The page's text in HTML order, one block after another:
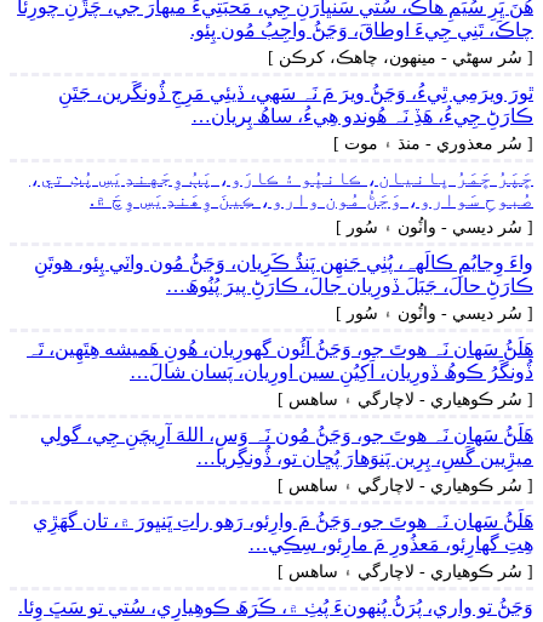
ھُنَ ڀَرِ سُيَمِ ھاڪَ، سُتي سَنڀارَنِ جِي، مَحبَتِيءَ ميھارَ جي، چَڙَنِ چورِئا
چاڪَ، تَنِي جِيءَ اوطاقَ، وَڃَڻُ واجِبُ مُون پِئو.
[ سُر سھڻي - مينھون، چاھڪ، کرڪن ]
ٿورَ ويرَمِي ٿِيءُ، وَڃَڻُ ويرَ مَ نَہ سَھي، ڏيئِي مَرِجِ ڏُونگَرين، جَتَنِ
ڪارَڻِ جِيءُ، ھَڏِ نَہ ھُوندو ھِيءُ، ساھُ پِريان…
[ سُر معذوري - منڌ ۽ موت ]
ڇَپَرُ ڇَمَرُ ڀانيان، ڪانڀُو ۽ ڪارَو، پَٻُ وِجَهندِيَسِ پُٺِ تي،
صُبوحِ سَوارو، وَڃَڻُ مُون وارو، ڪِينَ وِھَندِيَسِ وِچَ ۾.
[ سُر ديسي - واٽُون ۽ سُور ]
واءَ وِڃايُمِ ڪالَهہ، پُٺِي جَنھِن پَنڌُ ڪَرِيان، وَڃَڻُ مُون واٽي پِئو، ھوتَنِ
ڪارَڻِ حالَ، جَبَلَ ڏورِيان جالَ، ڪارَڻِ پيرَ پُنُوھَ…
[ سُر ديسي - واٽُون ۽ سُور ]
ھَلَڻُ سَھان نَہ ھوتَ جو، وَڃَڻُ آئُون گهورِيان، ھُونِ ھَميشه ھِتَھِين، تَہ
ڏُونگَرُ ڪوھُ ڏورِيان، اَکِيُنِ سين اورِيان، پَسان شالَ…
[ سُر ڪوھياري - لاچارگي ۽ ساھس ]
ھَلَڻُ سَھان نَہ ھوتَ جو، وَڃَڻُ مُون نَہ وَسِ، اللهَ آرِيچَنِ جِي، گولِي
ميڙِيين گَسِ، پِرِين پَنوَھارَ پُڇان تو، ڏُونگِريا…
[ سُر ڪوھياري - لاچارگي ۽ ساھس ]
ھَلَڻُ سَھان نَہ ھوتَ جو، وَڃَڻُ مَ وارِئو، رَھو راتِ ڀَنڀورَ ۾، تان گهَڙِي
ھِتِ گهارِئو، مَعذُورِ مَ مارِئو، سِڪِي…
[ سُر ڪوھياري - لاچارگي ۽ ساھس ]
وَڃَڻُ تو واري، پُرَڻُ پُنهونءَ پُٺِ ۾، ڪَرَھَ ڪوھِيارِي، سُتي تو سَڀَ وِئا.